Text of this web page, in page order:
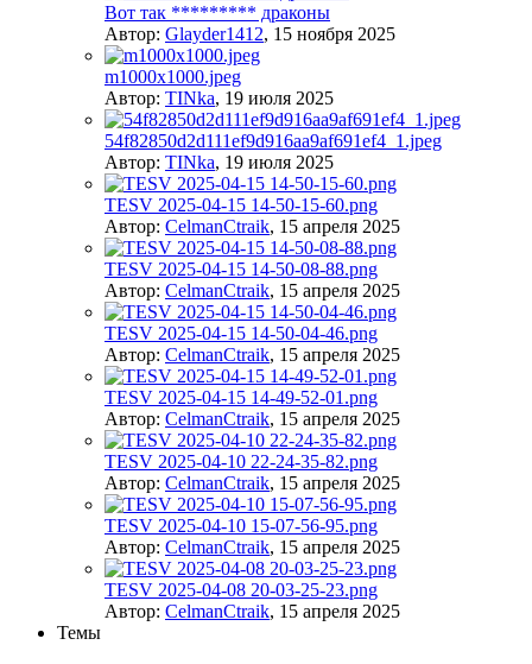
Вот так ********* драконы
Автор: Glayder1412, 15 ноября 2025
m1000x1000.jpeg
Автор: TINka, 19 июля 2025
54f82850d2d111ef9d916aa9af691ef4_1.jpeg
Автор: TINka, 19 июля 2025
TESV 2025-04-15 14-50-15-60.png
Автор: CelmanCtraik, 15 апреля 2025
TESV 2025-04-15 14-50-08-88.png
Автор: CelmanCtraik, 15 апреля 2025
TESV 2025-04-15 14-50-04-46.png
Автор: CelmanCtraik, 15 апреля 2025
TESV 2025-04-15 14-49-52-01.png
Автор: CelmanCtraik, 15 апреля 2025
TESV 2025-04-10 22-24-35-82.png
Автор: CelmanCtraik, 15 апреля 2025
TESV 2025-04-10 15-07-56-95.png
Автор: CelmanCtraik, 15 апреля 2025
TESV 2025-04-08 20-03-25-23.png
Автор: CelmanCtraik, 15 апреля 2025
Темы